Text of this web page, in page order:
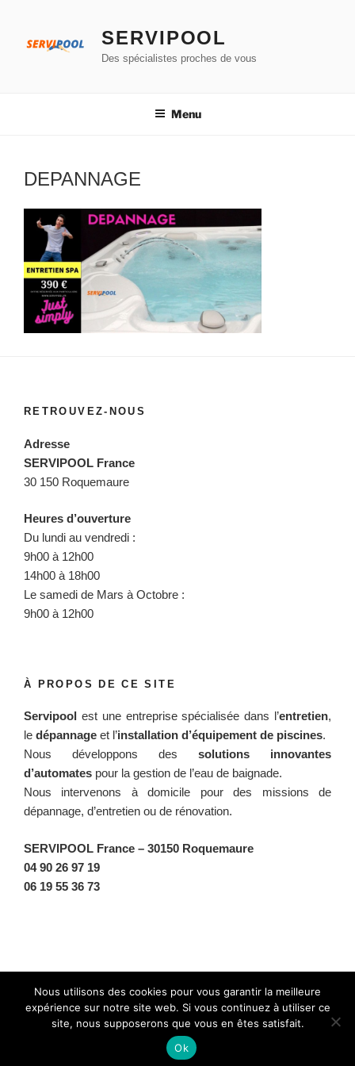
contenu
SERVIPOOL
Des spécialistes proches de vous
Menu
DEPANNAGE
RETROUVEZ-NOUS
Adresse
SERVIPOOL France
30 150 Roquemaure
Heures d’ouverture
Du lundi au vendredi :
9h00 à 12h00
14h00 à 18h00
Le samedi de Mars à Octobre :
9h00 à 12h00
À PROPOS DE CE SITE
Servipool est une entreprise spécialisée dans l’entretien,
le dépannage et l’installation d’équipement de piscines.
Nous développons des solutions innovantes
d’automates pour la gestion de l’eau de baignade.
Nous intervenons à domicile pour des missions de
dépannage, d’entretien ou de rénovation.
SERVIPOOL France – 30150 Roquemaure
04 90 26 97 19
06 19 55 36 73
Fièrement propulsé par WordPress
Nous utilisons des cookies pour vous garantir la meilleure
expérience sur notre site web. Si vous continuez à utiliser ce
site, nous supposerons que vous en êtes satisfait.
Ok